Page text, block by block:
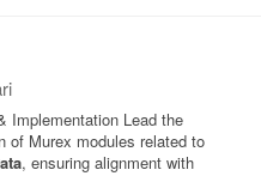
Implementation Lead the
of Murex modules related to
, ensuring alignment with